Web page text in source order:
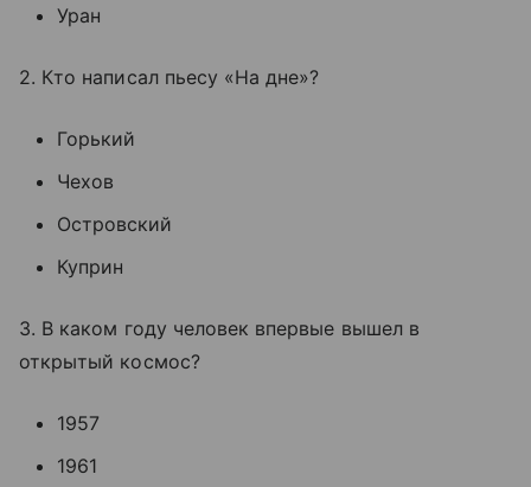
Уран
2. Кто написал пьесу «На дне»?
Горький
Чехов
Островский
Куприн
3. В каком году человек впервые вышел в
открытый космос?
1957
1961